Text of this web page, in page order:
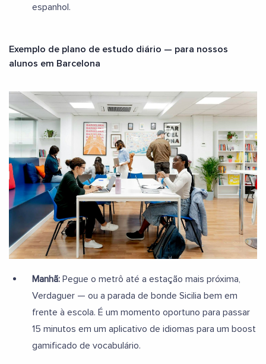
espanhol.
Exemplo de plano de estudo diário — para nossos
alunos em Barcelona
Manhã: Pegue o metrô até a estação mais próxima,
Verdaguer — ou a parada de bonde Sicilia bem em
frente à escola. É um momento oportuno para passar
15 minutos em um aplicativo de idiomas para um boost
gamificado de vocabulário.